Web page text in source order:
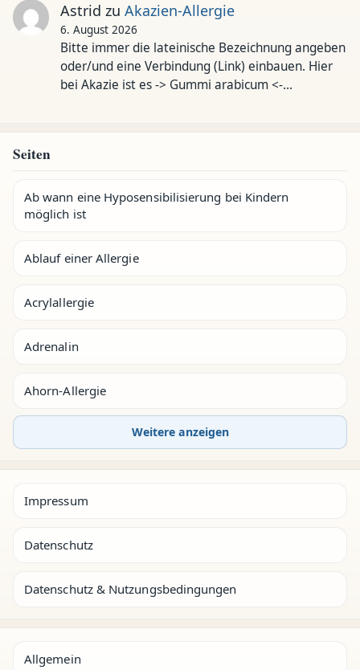
Astrid zu Akazien-Allergie
6. August 2026
Bitte immer die lateinische Bezeichnung angeben
oder/und eine Verbindung (Link) einbauen. Hier
bei Akazie ist es -> Gummi arabicum <-…
Seiten
Ab wann eine Hyposensibilisierung bei Kindern
möglich ist
Ablauf einer Allergie
Acrylallergie
Adrenalin
Ahorn-Allergie
Weitere anzeigen
Impressum
Datenschutz
Datenschutz & Nutzungsbedingungen
Allgemein